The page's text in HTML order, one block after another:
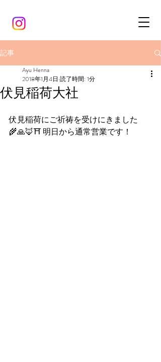
記事
伏見稲荷大社
Ayu Henna
2018年1月4日 読了時間: 1分
伏見稲荷にご祈祷を受けにきました
🌾🙏🦊⛩ 明日から通常営業です！